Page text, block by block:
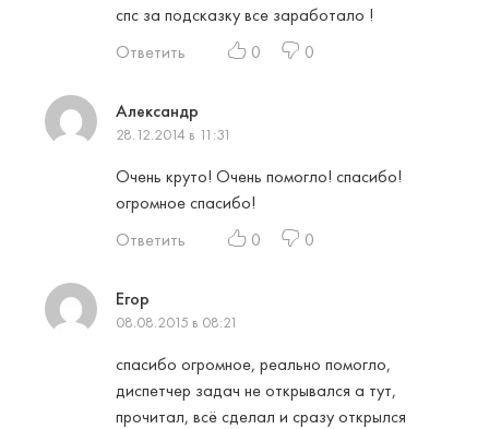
спс за подсказку все заработало !
Ответить
0 0
Александр
28.12.2014 в 11:31
Очень круто! Очень помогло! спасибо!
огромное спасибо!
Ответить
0 0
Егор
08.08.2015 в 08:21
спасибо огромное, реально помогло,
диспетчер задач не открывался а тут,
прочитал, всё сделал и сразу открылся